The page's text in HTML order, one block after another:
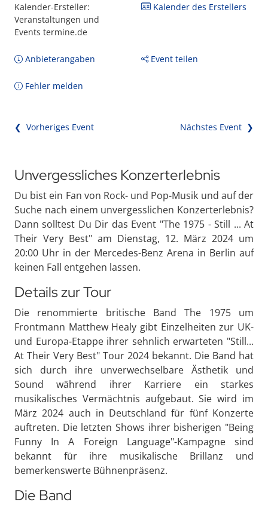
Kalender-Ersteller:
Veranstaltungen und
Events termine.de
Kalender des Erstellers
Anbieterangaben Event teilen
Fehler melden
❮ Vorheriges Event Nächstes Event ❯
Unvergessliches Konzerterlebnis
Du bist ein Fan von Rock- und Pop-Musik und auf der
Suche nach einem unvergesslichen Konzerterlebnis?
Dann solltest Du Dir das Event "The 1975 - Still ... At
Their Very Best" am Dienstag, 12. März 2024 um
20:00 Uhr in der Mercedes-Benz Arena in Berlin auf
keinen Fall entgehen lassen.
Details zur Tour
Die renommierte britische Band The 1975 um
Frontmann Matthew Healy gibt Einzelheiten zur UK-
und Europa-Etappe ihrer sehnlich erwarteten "Still...
At Their Very Best" Tour 2024 bekannt. Die Band hat
sich durch ihre unverwechselbare Ästhetik und
Sound während ihrer Karriere ein starkes
musikalisches Vermächtnis aufgebaut. Sie wird im
März 2024 auch in Deutschland für fünf Konzerte
auftreten. Die letzten Shows ihrer bisherigen "Being
Funny In A Foreign Language"-Kampagne sind
bekannt für ihre musikalische Brillanz und
bemerkenswerte Bühnenpräsenz.
Die Band